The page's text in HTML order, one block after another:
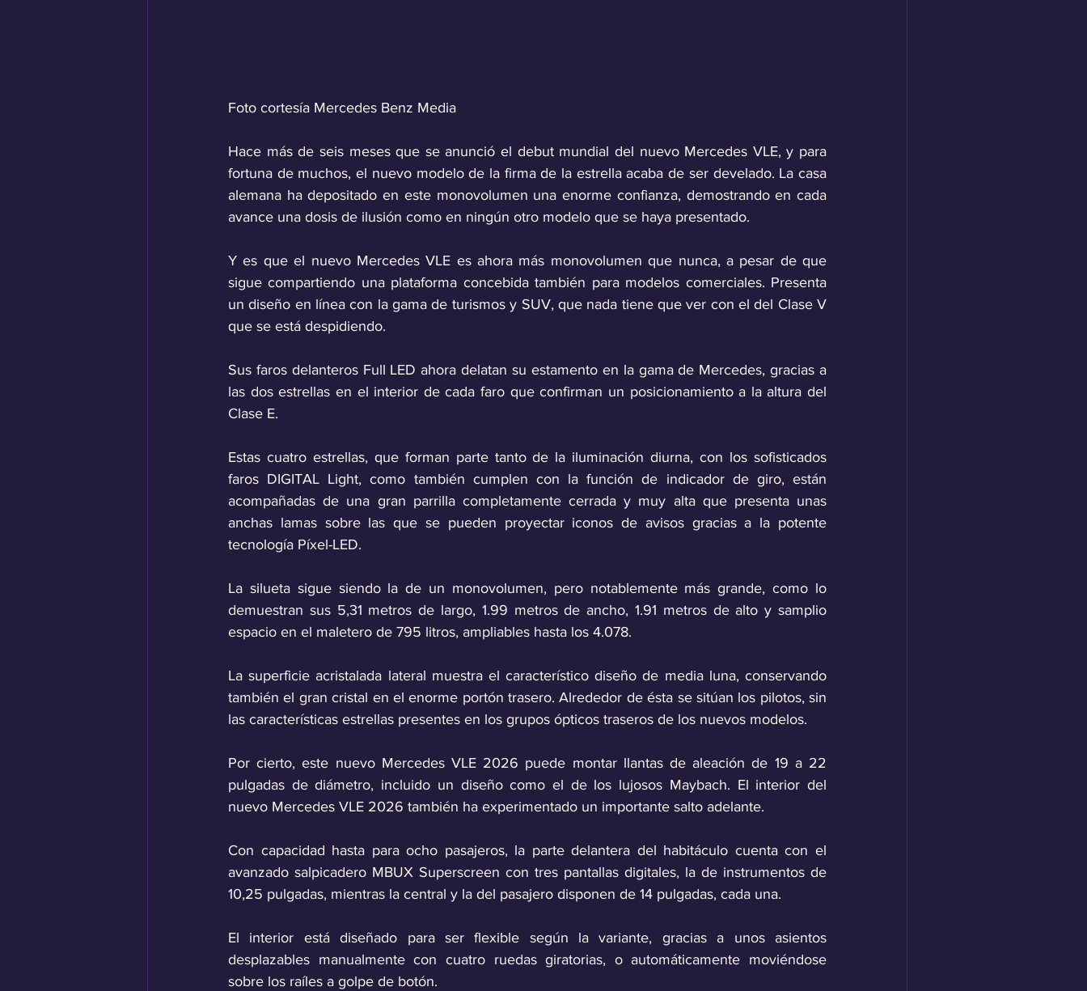
Foto cortesía Mercedes Benz Media
Hace más de seis meses que se anunció el debut mundial del nuevo Mercedes VLE, y para
fortuna de muchos, el nuevo modelo de la firma de la estrella acaba de ser develado. La casa
alemana ha depositado en este monovolumen una enorme confianza, demostrando en cada
avance una dosis de ilusión como en ningún otro modelo que se haya presentado.
Y es que el nuevo Mercedes VLE es ahora más monovolumen que nunca, a pesar de que
sigue compartiendo una plataforma concebida también para modelos comerciales. Presenta
un diseño en línea con la gama de turismos y SUV, que nada tiene que ver con el del Clase V
que se está despidiendo.
Sus faros delanteros Full LED ahora delatan su estamento en la gama de Mercedes, gracias a
las dos estrellas en el interior de cada faro que confirman un posicionamiento a la altura del
Clase E.
Estas cuatro estrellas, que forman parte tanto de la iluminación diurna, con los sofisticados
faros DIGITAL Light, como también cumplen con la función de indicador de giro, están
acompañadas de una gran parrilla completamente cerrada y muy alta que presenta unas
anchas lamas sobre las que se pueden proyectar iconos de avisos gracias a la potente
tecnología Píxel-LED.
La silueta sigue siendo la de un monovolumen, pero notablemente más grande, como lo
demuestran sus 5,31 metros de largo, 1.99 metros de ancho, 1.91 metros de alto y samplio
espacio en el maletero de 795 litros, ampliables hasta los 4.078.
La superficie acristalada lateral muestra el característico diseño de media luna, conservando
también el gran cristal en el enorme portón trasero. Alrededor de ésta se sitúan los pilotos, sin
las características estrellas presentes en los grupos ópticos traseros de los nuevos modelos.
Por cierto, este nuevo Mercedes VLE 2026 puede montar llantas de aleación de 19 a 22
pulgadas de diámetro, incluido un diseño como el de los lujosos Maybach. El interior del
nuevo Mercedes VLE 2026 también ha experimentado un importante salto adelante.
Con capacidad hasta para ocho pasajeros, la parte delantera del habitáculo cuenta con el
avanzado salpicadero MBUX Superscreen con tres pantallas digitales, la de instrumentos de
10,25 pulgadas, mientras la central y la del pasajero disponen de 14 pulgadas, cada una.
El interior está diseñado para ser flexible según la variante, gracias a unos asientos
desplazables manualmente con cuatro ruedas giratorias, o automáticamente moviéndose
sobre los raíles a golpe de botón.